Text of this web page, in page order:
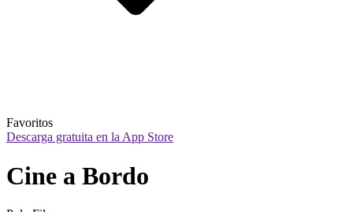
Favoritos
Descarga gratuita en la App Store
Cine a Bordo